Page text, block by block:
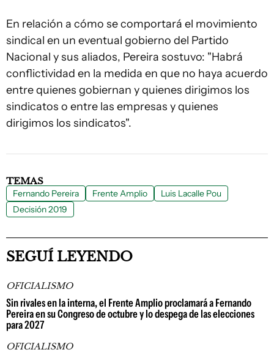
En relación a cómo se comportará el movimiento
sindical en un eventual gobierno del Partido
Nacional y sus aliados, Pereira sostuvo: "Habrá
conflictividad en la medida en que no haya acuerdo
entre quienes gobiernan y quienes dirigimos los
sindicatos o entre las empresas y quienes
dirigimos los sindicatos".
TEMAS
Fernando Pereira Frente Amplio
Luis Lacalle Pou
Decisión 2019
SEGUÍ LEYENDO
OFICIALISMO
Sin rivales en la interna, el Frente Amplio proclamará a Fernando
Pereira en su Congreso de octubre y lo despega de las elecciones
para 2027
OFICIALISMO